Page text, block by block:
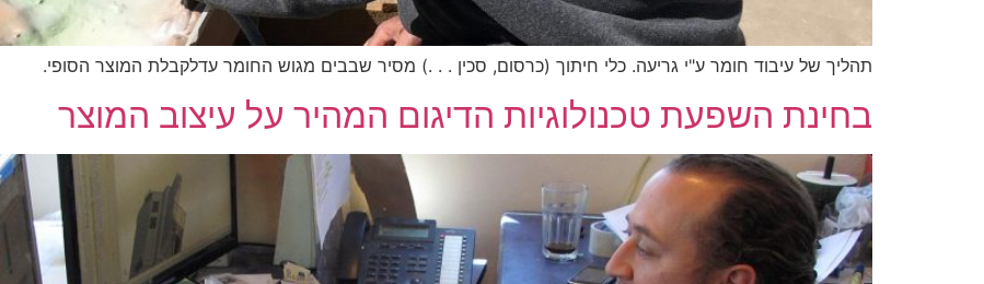
תהליך של עיבוד חומר ע"י גריעה. כלי חיתוך (כרסום, סכין . . .) מסיר שבבים מגוש החומר עדלקבלת המוצר הסופי.
בחינת השפעת טכנולוגיות הדיגום המהיר על עיצוב המוצר